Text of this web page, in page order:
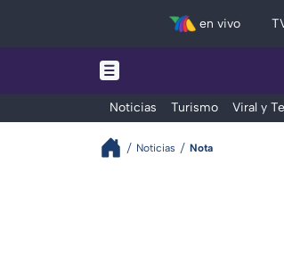
en vivo
Noticias Turismo Viral y
Noticias Nota